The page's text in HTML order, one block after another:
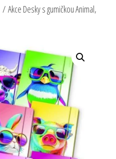
/ Akce Desky s gumičkou Animal,